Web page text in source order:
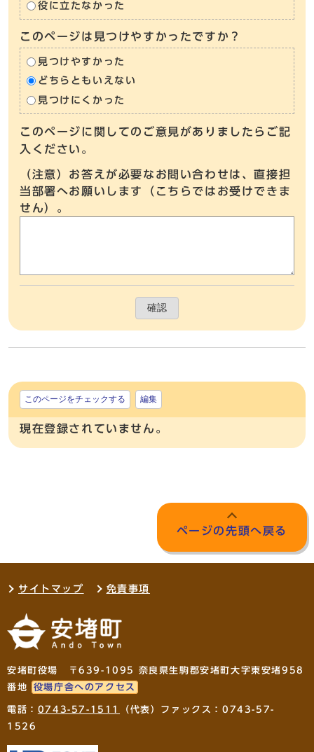
役に立たなかった
このページは見つけやすかったですか？
見つけやすかった
どちらともいえない
見つけにくかった
このページに関してのご意見がありましたらご記
入ください。
（注意）お答えが必要なお問い合わせは、直接担
当部署へお願いします（こちらではお受けできま
せん）。
確認
このページをチェックする 編集
現在登録されていません。
ページの先頭へ戻る
サイトマップ 免責事項
安堵町役場 〒639-1095 奈良県生駒郡安堵町大字東安堵958
番地
役場庁舎へのアクセス
電話： 0743-57-1511
（代表）ファックス：0743-57-
1526